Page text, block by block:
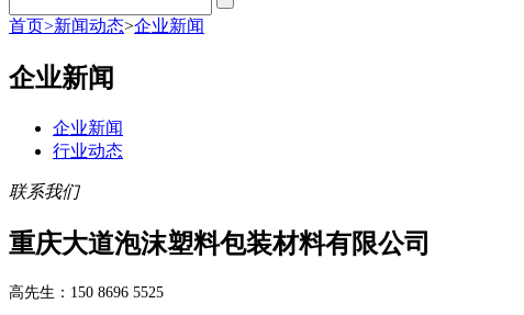
首页>新闻动态>企业新闻
企业新闻
企业新闻
行业动态
联系我们
重庆大道泡沫塑料包装材料有限公司
高先生：150 8696 5525